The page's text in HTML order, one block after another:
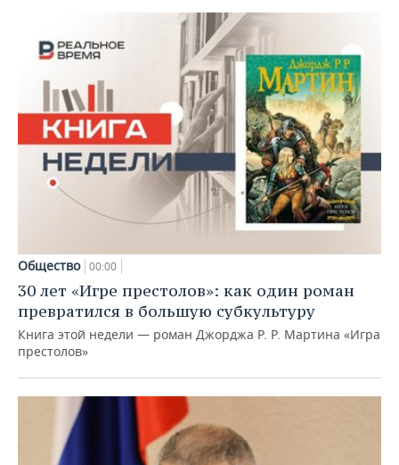
Общество 00:00
30 лет «Игре престолов»: как один роман
превратился в большую субкультуру
Книга этой недели — роман Джорджа Р. Р. Мартина «Игра
престолов»